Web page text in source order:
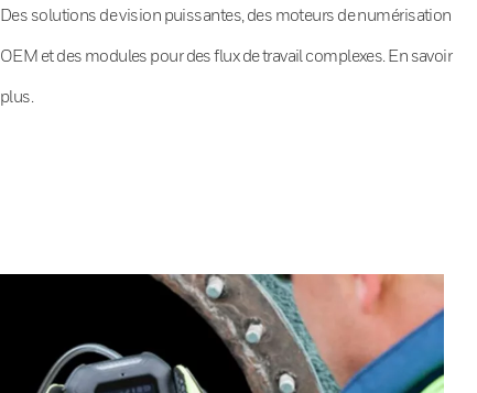
Des solutions de vision puissantes, des moteurs de numérisation
OEM et des modules pour des flux de travail complexes. En savoir
plus.